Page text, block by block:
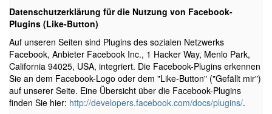
Datenschutzerklärung für die Nutzung von Facebook-
Plugins (Like-Button)
Auf unseren Seiten sind Plugins des sozialen Netzwerks
Facebook, Anbieter Facebook Inc., 1 Hacker Way, Menlo Park,
California 94025, USA, integriert. Die Facebook-Plugins erkennen
Sie an dem Facebook-Logo oder dem "Like-Button" ("Gefällt mir")
auf unserer Seite. Eine Übersicht über die Facebook-Plugins
finden Sie hier: http://developers.facebook.com/docs/plugins/.